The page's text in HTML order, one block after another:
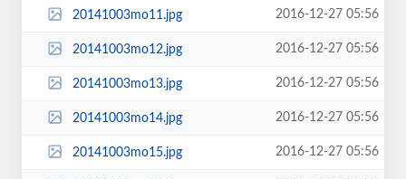
20141003mo11.jpg 2016-12-27 05:56
20141003mo12.jpg 2016-12-27 05:56
20141003mo13.jpg 2016-12-27 05:56
20141003mo14.jpg 2016-12-27 05:56
20141003mo15.jpg 2016-12-27 05:56